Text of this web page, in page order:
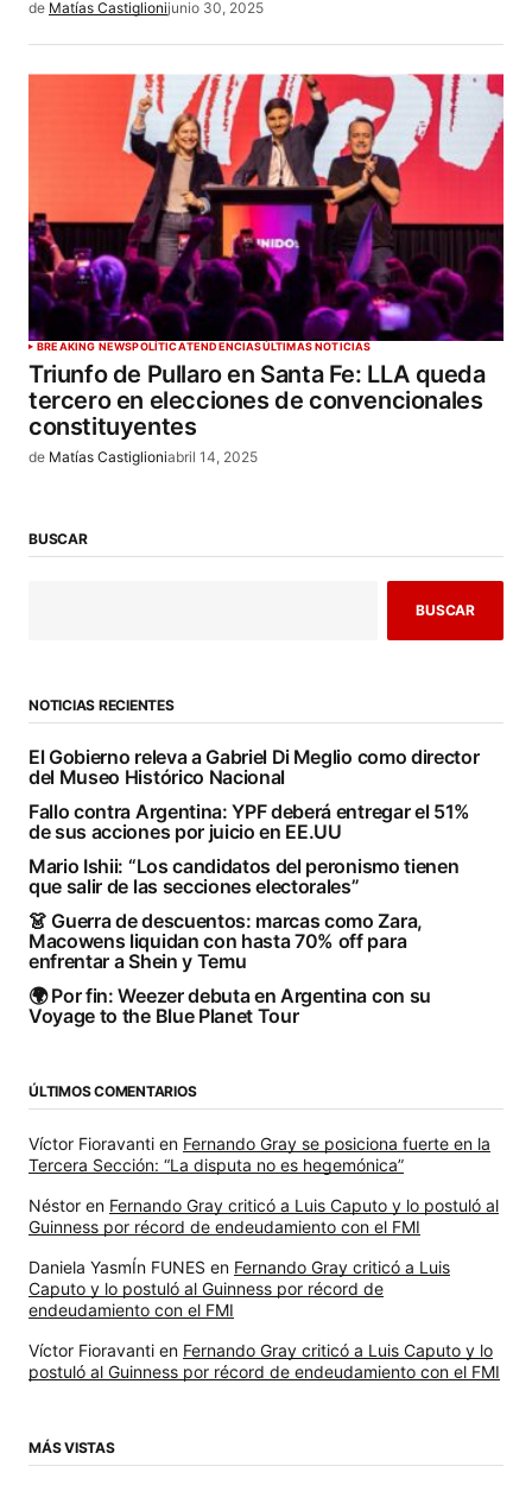
de Matías Castiglionijunio 30, 2025
BREAKING NEWSPOLÍTICATENDENCIASÚLTIMAS NOTICIAS
Triunfo de Pullaro en Santa Fe: LLA queda
tercero en elecciones de convencionales
constituyentes
de Matías Castiglioniabril 14, 2025
BUSCAR
BUSCAR
NOTICIAS RECIENTES
El Gobierno releva a Gabriel Di Meglio como director
del Museo Histórico Nacional
Fallo contra Argentina: YPF deberá entregar el 51%
de sus acciones por juicio en EE.UU
Mario Ishii: “Los candidatos del peronismo tienen
que salir de las secciones electorales”
👗 Guerra de descuentos: marcas como Zara,
Macowens liquidan con hasta 70% off para
enfrentar a Shein y Temu
🌍 Por fin: Weezer debuta en Argentina con su
Voyage to the Blue Planet Tour
ÚLTIMOS COMENTARIOS
Víctor Fioravanti en Fernando Gray se posiciona fuerte en la
Tercera Sección: “La disputa no es hegemónica”
Néstor en Fernando Gray criticó a Luis Caputo y lo postuló al
Guinness por récord de endeudamiento con el FMI
Daniela YasmÍn FUNES en Fernando Gray criticó a Luis
Caputo y lo postuló al Guinness por récord de
endeudamiento con el FMI
Víctor Fioravanti en Fernando Gray criticó a Luis Caputo y lo
postuló al Guinness por récord de endeudamiento con el FMI
MÁS VISTAS